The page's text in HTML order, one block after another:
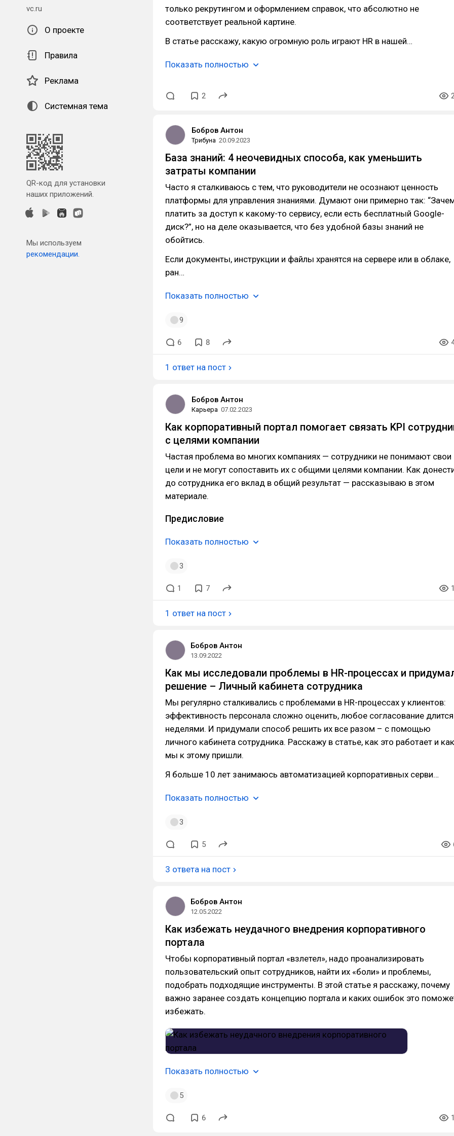
vc.ru
О проекте
Правила
Реклама
Системная тема
QR-код для установки
наших приложений.
Мы используем
рекомендации.
только рекрутингом и оформлением справок, что абсолютно не
соответствует реальной картине.
В статье расскажу, какую огромную роль играют HR в нашей…
Показать полностью
2
Бобров Антон
Трибуна 20.09.2023
База знаний: 4 неочевидных способа, как уменьшить
затраты компании
Часто я сталкиваюсь с тем, что руководители не осознают ценность
платформы для управления знаниями. Думают они примерно так:
платить за доступ к какому-то сервису, если есть бесплатный Google-
диск?”, но на деле оказывается, что без удобной базы знаний не
обойтись.
Если документы, инструкции и файлы хранятся на сервере или в облаке,
ран…
Показать полностью
9
6 8
1 ответ на пост
Бобров Антон
Карьера 07.02.2023
Как корпоративный портал помогает связать KPI
с целями компании
Частая проблема во многих компаниях — сотрудники не понимают свои
цели и не могут сопоставить их с общими целями компании. Как
до сотрудника его вклад в общий результат — рассказываю в этом
материале.
Предисловие
Показать полностью
3
1 7
1 ответ на пост
Бобров Антон
13.09.2022
Как мы исследовали проблемы в HR-процессах и
решение – Личный кабинета сотрудника
Мы регулярно сталкивались с проблемами в HR-процессах у клиентов:
эффективность персонала сложно оценить, любое согласование длится
неделями. И придумали способ решить их все разом – с помощью
личного кабинета сотрудника. Расскажу в статье, как это работает и как
мы к этому пришли.
Я больше 10 лет занимаюсь автоматизацией корпоративных серви…
Показать полностью
3
5
3 ответа на пост
Бобров Антон
12.05.2022
Как избежать неудачного внедрения корпоративного
портала
Чтобы корпоративный портал «взлетел», надо проанализировать
пользовательский опыт сотрудников, найти их «боли» и проблемы,
подобрать подходящие инструменты. В этой статье я расскажу, почему
важно заранее создать концепцию портала и каких ошибок это
избежать.
Показать полностью
5
6